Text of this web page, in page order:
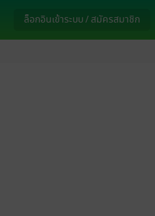
ล็อกอินเข้าระบบ / สมัครสมาชิก